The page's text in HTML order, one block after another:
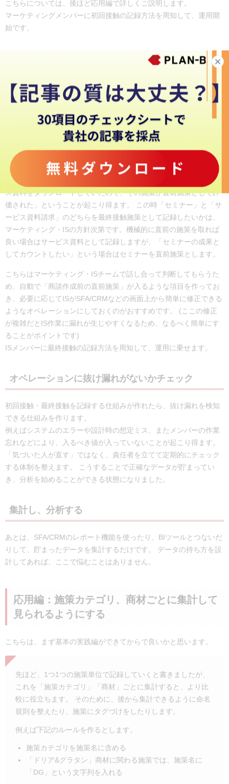
こちらについては、後ほど応用編で詳しくご説明します。
マーケティングメンバーに初回接触の記録方法を周知して、運用開
始です。
最終接触：商談作成者が入力できるようなオペレ
最終接触施策が何であるかは、最終的には商談作成者(ISまたはFS)
成の直前に複数の施策に参加していたとき、どちらの施策の成果と
して評価するのか？という部分に、人為的な判断が入る余地がある
例えば「セミナーを開催し、その時のアンケート結果をもとにセミ
ナー参加者に架電した。しかし一部の人はセミナー終了後にサービ
ス資料をダウンロードしていたので、その施策が直前施策として評
価された」ということが起こり得ます。 この時「セミナー」と「サ
ービス資料請求」のどちらを最終接触施策として記録したいかは、
マーケティング・ISの方針次第です。機械的に直前の施策を取れば
良い場合はサービス資料として記録しますが、「セミナーの成果と
してカウントしたい」という場合はセミナーを直前施策とします。
こちらはマーケティング・ISチームで話し合って判断してもらうた
め、自動で「商談作成前の直前施策」が入るような項目を作ってお
き、必要に応じてISがSFA/CRMなどの画面上から簡単に修正できる
ようなオペレーションにしておくのがおすすめです。 (ここの修正
が複雑だとIS作業に漏れが生じやすくなるため、なるべく簡単にす
ることがポイントです)
ISメンバーに最終接触の記録方法を周知して、運用に乗せます。
オペレーションに抜け漏れがないかチェック
初回接触・最終接触を記録する仕組みが作れたら、抜け漏れを検知
できる仕組みを作ります。
例えばシステムのエラーや設計時の想定ミス、またメンバーの作業
忘れなどにより、入るべき値が入っていないことが起こり得ます。
「気づいた人が直す」ではなく、責任者を立てて定期的にチェック
する体制を整えます。 こうすることで正確なデータが貯まってい
き、分析を始めることができる状態になりました。
集計し、分析する
あとは、SFA/CRMのレポート機能を使ったり、BIツールとつないだ
りして、貯まったデータを集計するだけです。 データの持ち方を設
計してあれば、ここで悩むことはありません。
応用編：施策カテゴリ、商材ごとに集計して
見られるようにする
こちらは、まず基本の実践編ができてからで良いかと思います。
先ほど、1つ1つの施策単位で記録していくと書きましたが、
これを「施策カテゴリ」「商材」ごとに集計すると、より比
較に役立ちます。 そのために、後から集計できるように命名
規則を整えたり、施策にタグづけをしたりします。
例えば下記のルールを作るとします。
施策カテゴリを施策名に含める
「ドリア&グラタン」商材に関わる施策では、施策名に
「DG」という文字列を入れる